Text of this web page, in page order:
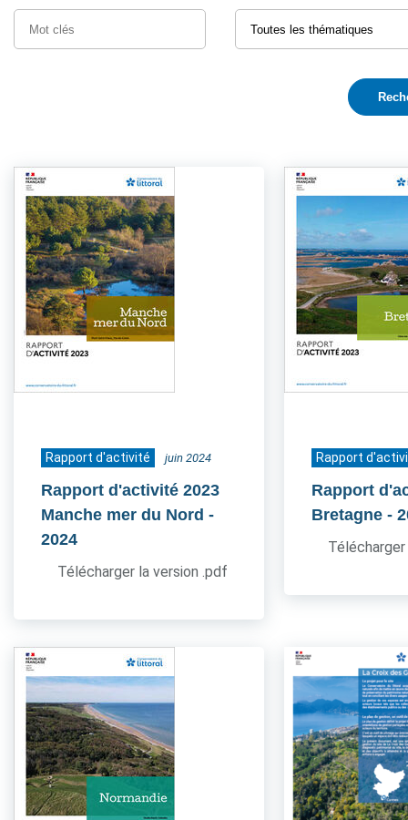
Rapport d'activité juin 2024
Rapport d'activité 2023
Manche mer du Nord -
2024
Télécharger la version .pdf
Rapport
Rapport
Bretagne -